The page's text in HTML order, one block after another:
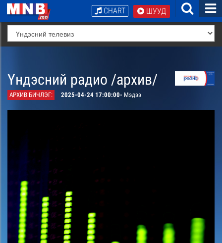
ШУУД
CHART
Үндэсний радио /архив/
АРХИВ БИЧЛЭГ: 2025-04-24 17:00:00- Мэдээ